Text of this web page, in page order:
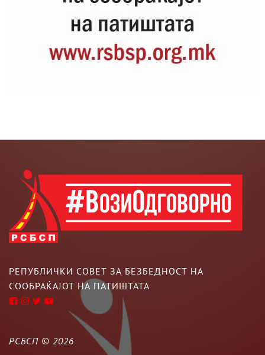
РЕПУБЛИЧКИ СОВЕТ ЗА БЕЗБЕДНОСТ НА
СООБРАЌАЈОТ НА ПАТИШТАТА
РСБСП © 2026